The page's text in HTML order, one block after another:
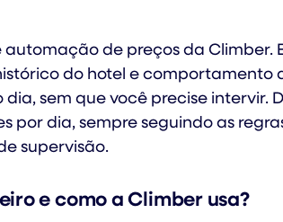
automação de preços da
do hotel e
sem que você precise intervir.
por dia, sempre seguindo as
supervisão.
e como a Climber usa?